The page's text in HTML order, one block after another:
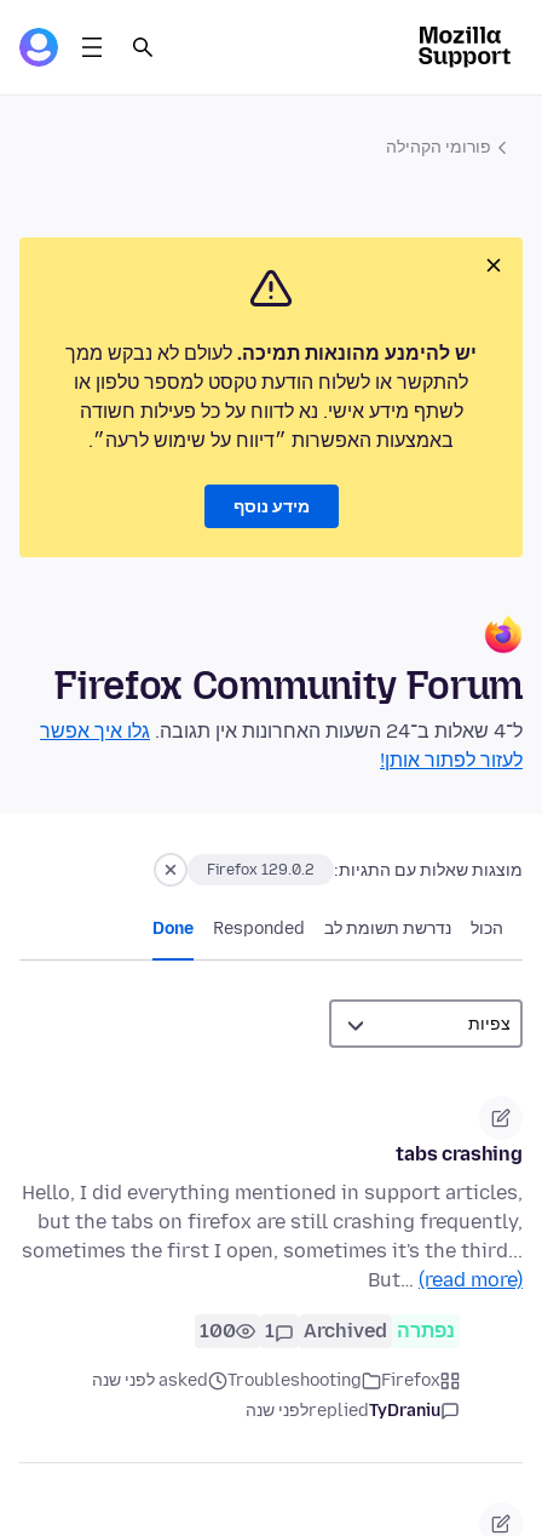
פורומי הקהילה
יש להימנע מהונאות תמיכה. לעולם לא נבקש ממך
להתקשר או לשלוח הודעת טקסט למספר טלפון או
לשתף מידע אישי. נא לדווח על כל פעילות חשודה
באמצעות האפשרות ״דיווח על שימוש לרעה״.
מידע נוסף
Firefox Community Forum
ל־4 שאלות ב־24 השעות האחרונות אין תגובה.
גלו איך אפשר
לעזור לפתור אותן!
מוצגות שאלות עם התגיות: Firefox 129.0.2
הכול נדרשת תשומת לב Responded
Done
tabs crashing
Hello, I did everything mentioned in support articles,
but the tabs on firefox are still crashing frequently,
sometimes the first I open, sometimes it's the third...
But… (read more)
נפתרה Archived
1
100
Firefox
Troubleshooting
asked לפני שנה
TyDraniu
repliedלפני שנה